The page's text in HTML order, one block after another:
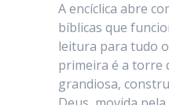
A encíclica abre
bíblicas que
leitura para tudo
primeira é a torre
grandiosa,